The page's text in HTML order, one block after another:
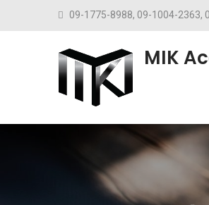
Skip to content09-1775-8988, 09-1004-2363,
MIK